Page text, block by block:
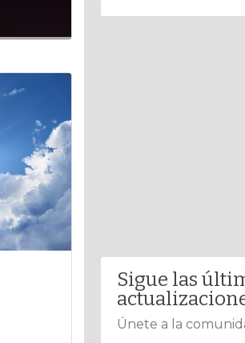
Sigue las
Únete a la